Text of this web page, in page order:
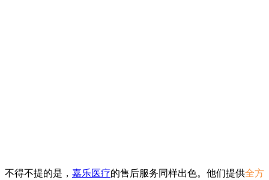
不得不提的是， 嘉乐医疗的售后服务同样出色。他们提供全方